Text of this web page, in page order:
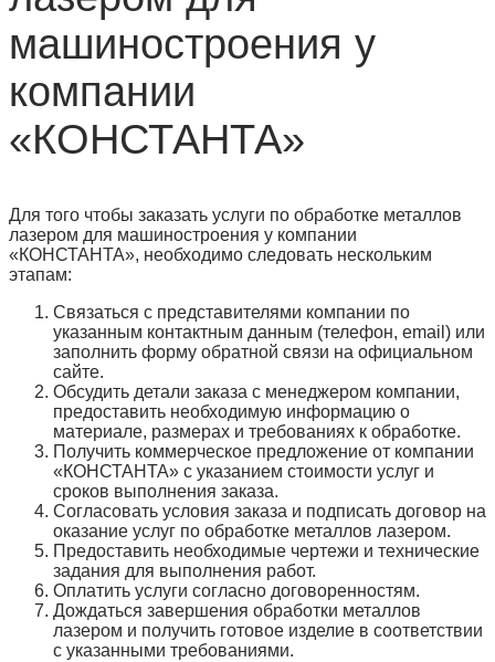
машиностроения у
компании
«КОНСТАНТА»
Для того чтобы заказать услуги по обработке металлов
лазером для машиностроения у компании
«КОНСТАНТА», необходимо следовать нескольким
этапам:
Связаться с представителями компании по
указанным контактным данным (телефон, email) или
заполнить форму обратной связи на официальном
сайте.
Обсудить детали заказа с менеджером компании,
предоставить необходимую информацию о
материале, размерах и требованиях к обработке.
Получить коммерческое предложение от компании
«КОНСТАНТА» с указанием стоимости услуг и
сроков выполнения заказа.
Согласовать условия заказа и подписать договор на
оказание услуг по обработке металлов лазером.
Предоставить необходимые чертежи и технические
задания для выполнения работ.
Оплатить услуги согласно договоренностям.
Дождаться завершения обработки металлов
лазером и получить готовое изделие в соответствии
с указанными требованиями.